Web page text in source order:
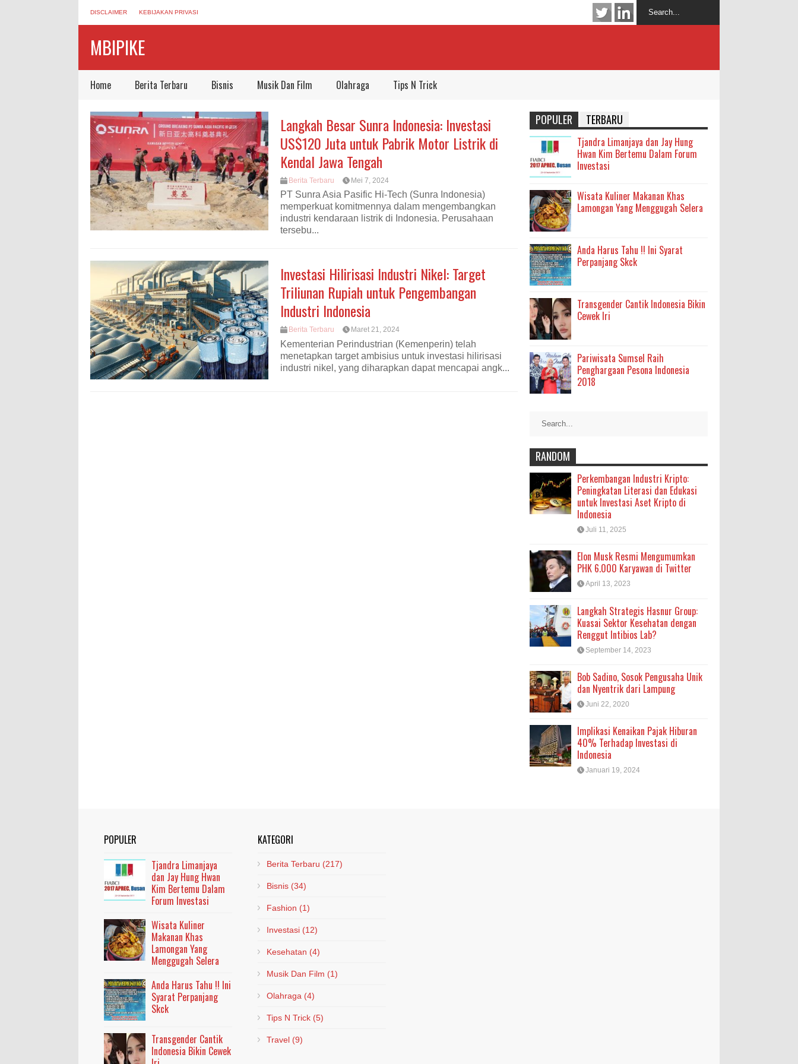
DISCLAIMER KEBIJAKAN PRIVASI
MBIPIKE
Home Berita Terbaru Bisnis Musik Dan Film Olahraga Tips N Trick
Langkah Besar Sunra Indonesia: Investasi
US$120 Juta untuk Pabrik Motor Listrik di
Kendal Jawa Tengah
Berita Terbaru Mei 7, 2024
PT Sunra Asia Pasific Hi-Tech (Sunra Indonesia)
memperkuat komitmennya dalam mengembangkan
industri kendaraan listrik di Indonesia. Perusahaan
tersebu...
Investasi Hilirisasi Industri Nikel: Target
Triliunan Rupiah untuk Pengembangan
Industri Indonesia
Berita Terbaru Maret 21, 2024
Kementerian Perindustrian (Kemenperin) telah
menetapkan target ambisius untuk investasi hilirisasi
industri nikel, yang diharapkan dapat mencapai angk...
POPULER TERBARU
Tjandra Limanjaya dan Jay Hung
Hwan Kim Bertemu Dalam Forum
Investasi
Wisata Kuliner Makanan Khas
Lamongan Yang Menggugah Selera
Anda Harus Tahu !! Ini Syarat
Perpanjang Skck
Transgender Cantik Indonesia Bikin
Cewek Iri
Pariwisata Sumsel Raih
Penghargaan Pesona Indonesia
2018
RANDOM
Perkembangan Industri Kripto:
Peningkatan Literasi dan Edukasi
untuk Investasi Aset Kripto di
Indonesia
Juli 11, 2025
Elon Musk Resmi Mengumumkan
PHK 6.000 Karyawan di Twitter
April 13, 2023
Langkah Strategis Hasnur Group:
Kuasai Sektor Kesehatan dengan
Renggut Intibios Lab?
September 14, 2023
Bob Sadino, Sosok Pengusaha Unik
dan Nyentrik dari Lampung
Juni 22, 2020
Implikasi Kenaikan Pajak Hiburan
40% Terhadap Investasi di
Indonesia
Januari 19, 2024
POPULER
Tjandra Limanjaya
dan Jay Hung Hwan
Kim Bertemu Dalam
Forum Investasi
Wisata Kuliner
Makanan Khas
Lamongan Yang
Menggugah Selera
Anda Harus Tahu !! Ini
Syarat Perpanjang
Skck
Transgender Cantik
Indonesia Bikin Cewek
KATEGORI
Berita Terbaru (217)
Bisnis (34)
Fashion (1)
Investasi (12)
Kesehatan (4)
Musik Dan Film (1)
Olahraga (4)
Tips N Trick (5)
Travel (9)